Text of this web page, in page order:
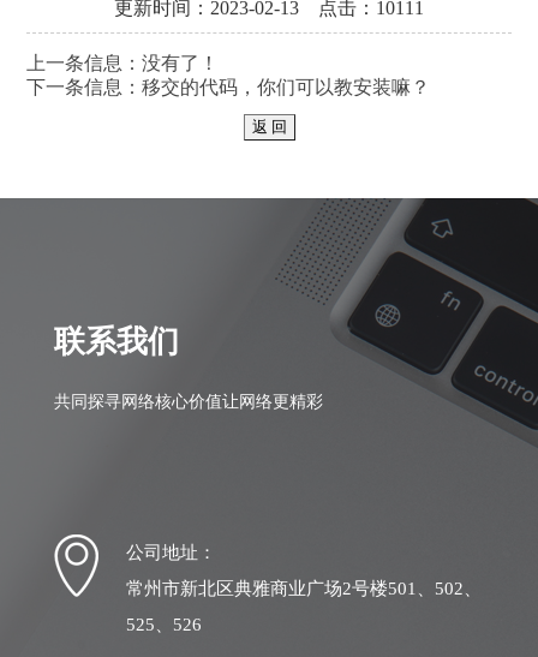
更新时间：2023-02-13 点击：10111
上一条信息：没有了！
下一条信息：移交的代码，你们可以教安装嘛？
联系我们
共同探寻网络核心价值让网络更精彩
公司地址：
常州市新北区典雅商业广场2号楼501、502、
525、526